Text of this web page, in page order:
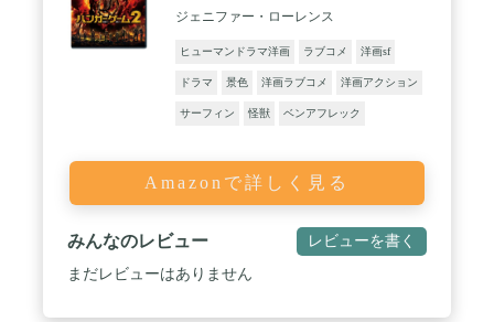
ジェニファー・ローレンス
ヒューマンドラマ洋画 ラブコメ 洋画sf
ドラマ 景色 洋画ラブコメ 洋画アクション
サーフィン 怪獣 ベンアフレック
Amazonで詳しく見る
みんなのレビュー レビューを書く
まだレビューはありません